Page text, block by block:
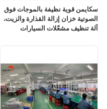
سكايمن قوية نظيفة بالموجات فوق
الصوتية خزان إزالة القذارة والزيت،
آلة تنظيف مشعّلات السيارات